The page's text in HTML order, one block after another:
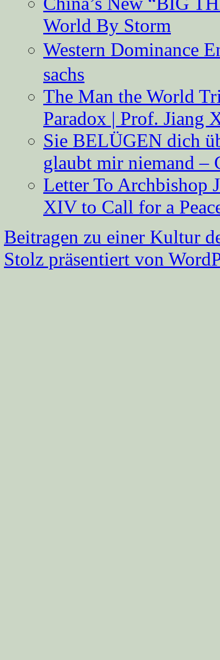
World By Storm
Western Dominance
sachs
The Man the World
Paradox | Prof. Jiang
Sie BELÜGEN dich
glaubt mir niemand –
Letter To Archbishop
XIV to Call for a
Beitragen zu einer Kultur
Stolz präsentiert von